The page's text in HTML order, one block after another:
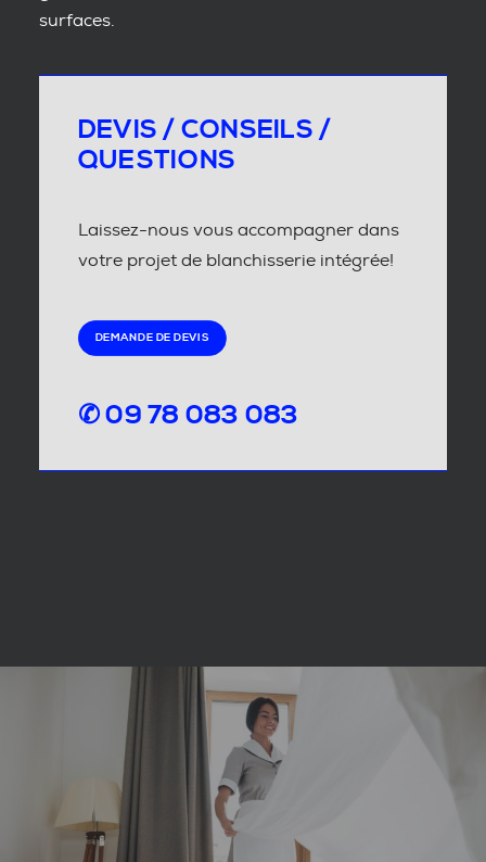
surfaces.
DEVIS / CONSEILS /
QUESTIONS
Laissez-nous vous accompagner dans
votre projet de blanchisserie intégrée!
DEMANDE DE DEVIS
✆ 09 78 083 083